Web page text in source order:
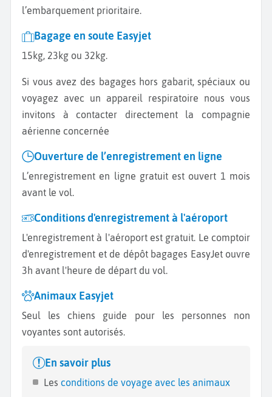
l’embarquement prioritaire.
Bagage en soute Easyjet
15kg, 23kg ou 32kg.
Si vous avez des bagages hors gabarit, spéciaux ou
voyagez avec un appareil respiratoire nous vous
invitons à contacter directement la compagnie
aérienne concernée
Ouverture de l’enregistrement en ligne
L’enregistrement en ligne gratuit est ouvert 1 mois
avant le vol.
Conditions d'enregistrement à l'aéroport
L'enregistrement à l'aéroport est gratuit. Le comptoir
d'enregistrement et de dépôt bagages EasyJet ouvre
3h avant l'heure de départ du vol.
Animaux Easyjet
Seul les chiens guide pour les personnes non
voyantes sont autorisés.
En savoir plus
Les conditions de voyage avec les animaux